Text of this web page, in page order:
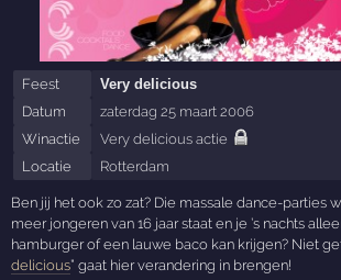
Feest
Very delicious
Datum
zaterdag 25 maart 2006
Winactie
Very delicious actie
Locatie
Rotterdam
Ben jij het ook zo zat? Die massale dance-parties
meer jongeren van 16 jaar staat en je ’s nachts
hamburger of een lauwe baco kan krijgen? Niet
delicious” gaat hier verandering in brengen!